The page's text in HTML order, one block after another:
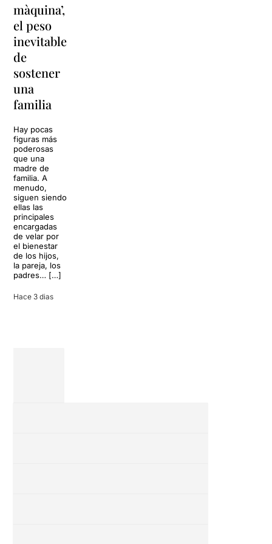
màquina’,
el peso
inevitable
de
sostener
una
familia
Hay pocas
figuras más
poderosas
que una
madre de
familia. A
menudo,
siguen siendo
ellas las
principales
encargadas
de velar por
el bienestar
de los hijos,
la pareja, los
padres… […]
Hace 3 dias